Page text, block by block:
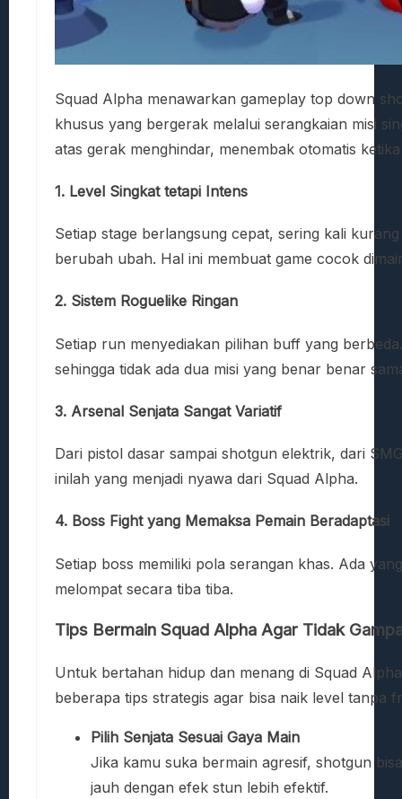
Squad Alpha menawarkan gameplay top down
khusus yang bergerak melalui serangkaian misi
atas gerak menghindar, menembak otomatis
1. Level Singkat tetapi Intens
Setiap stage berlangsung cepat, sering kali
berubah ubah. Hal ini membuat game cocok
2. Sistem Roguelike Ringan
Setiap run menyediakan pilihan buff yang
sehingga tidak ada dua misi yang benar benar
3. Arsenal Senjata Sangat Variatif
Dari pistol dasar sampai shotgun elektrik, dari
inilah yang menjadi nyawa dari Squad Alpha.
4. Boss Fight yang Memaksa Pemain Beradaptasi
Setiap boss memiliki pola serangan khas. Ada
melompat secara tiba tiba.
Tips Bermain Squad Alpha Agar Tidak
Untuk bertahan hidup dan menang di Squad
beberapa tips strategis agar bisa naik level tanpa
Pilih Senjata Sesuai Gaya Main
Jika kamu suka bermain agresif, shotgun
jauh dengan efek stun lebih efektif.